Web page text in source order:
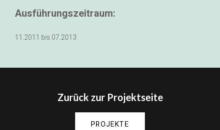
Ausführungszeitraum:
11.2011 bis 07.2013
Zurück zur Projektseite
PROJEKTE